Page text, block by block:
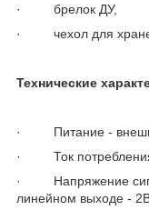
· брелок ДУ,
· чехол для
Технические
· Питание -
· Ток
· Напряжение
линейном выходе -